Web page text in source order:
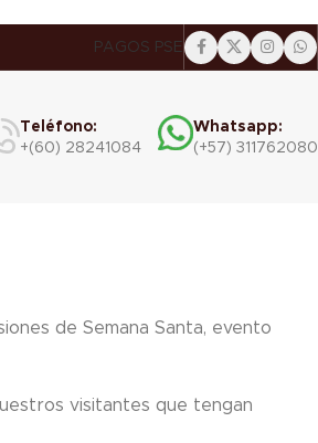
PAGOS PSE
Teléfono:
+(60) 28241084
Whatsapp:
(+57)
de Semana Santa, evento
visitantes que tengan